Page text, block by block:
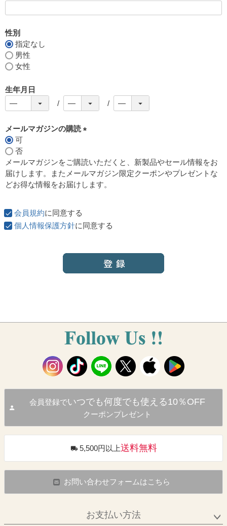
性別
指定なし
男性
女性
生年月日
メールマガジンの購読
須
)
可
否
メールマガジンをご購読いただくと、新製品やセール情報をお
届けします。またメールマガジン限定クーポンやプレゼントな
どお得な情報をお届けします。
会員規約に同意する
個人情報保護方針に同意する
会員登録でいつでも何度でも使える10％OFF
クーポンプレゼント
5,500円以上送料無料
お問い合わせフォームはこちら
お支払い方法